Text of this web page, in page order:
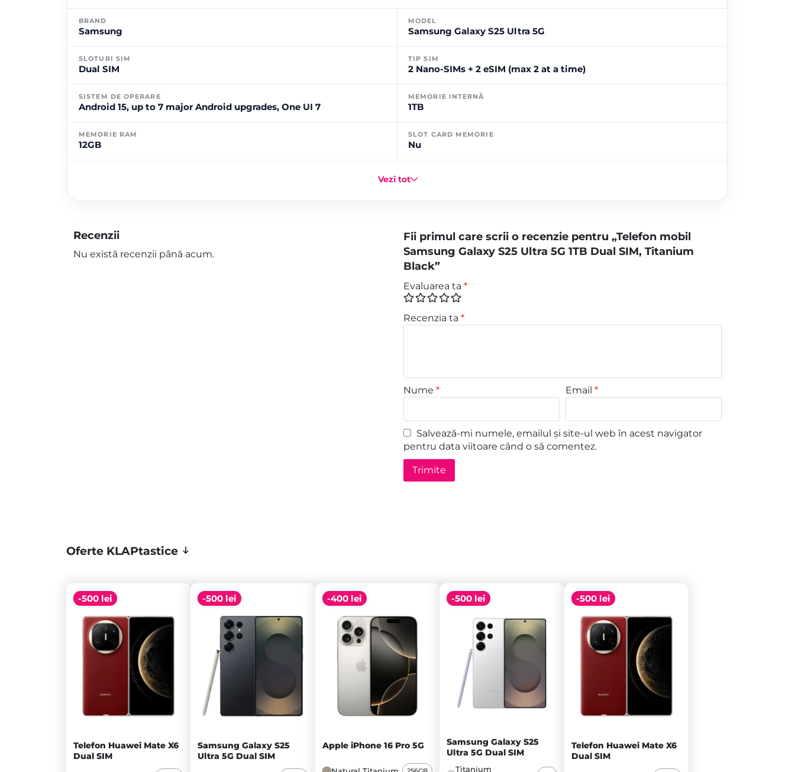
BRAND
Samsung
MODEL
Samsung Galaxy S25 Ultra 5G
SLOTURI SIM
Dual SIM
TIP SIM
2 Nano-SIMs + 2 eSIM (max 2 at a time)
SISTEM DE OPERARE
Android 15, up to 7 major Android upgrades, One UI 7
MEMORIE INTERNĂ
1TB
MEMORIE RAM
12GB
SLOT CARD MEMORIE
Nu
Vezi tot
Recenzii
Nu există recenzii până acum.
Fii primul care scrii o recenzie pentru „Telefon mobil
Samsung Galaxy S25 Ultra 5G 1TB Dual SIM, Titanium
Black”
Evaluarea ta *
Recenzia ta *
Nume * Email*
Salvează-mi numele, emailul și site-ul web în acest navigator
pentru data viitoare când o să comentez.
Oferte KLAPtastice
-500 lei
Telefon Huawei Mate X6
Dual SIM
-500 lei
Samsung Galaxy S25
Ultra 5G Dual SIM
-400 lei
Apple iPhone 16 Pro 5G
-500 lei
Samsung Galaxy S25
Ultra 5G Dual SIM
Titanium
-500 lei
Telefon Huawei Mate X6
Dual SIM